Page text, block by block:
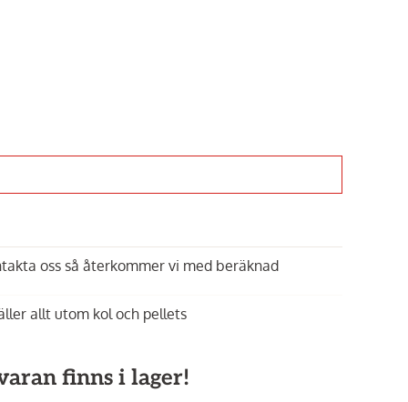
oss så återkommer vi med beräknad
allt utom kol och pellets
finns i lager!